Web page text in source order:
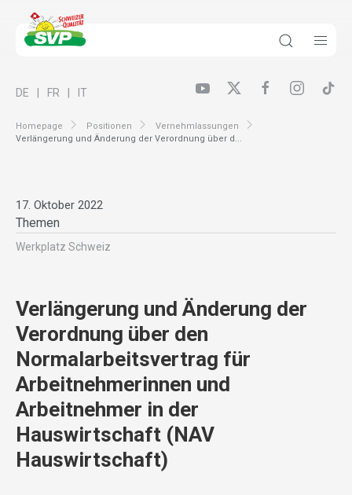
Homepage Positionen
Vernehmlassungen
Verlängerung und Änderung der Verordnung über d...
DE FR IT
17. Oktober 2022
Themen
Werkplatz Schweiz
Verlängerung und Änderung der
Verordnung über den
Normalarbeitsvertrag für
Arbeitnehmerinnen und
Arbeitnehmer in der
Hauswirtschaft (NAV
Hauswirtschaft)